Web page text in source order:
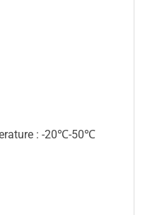
: -20℃-50℃